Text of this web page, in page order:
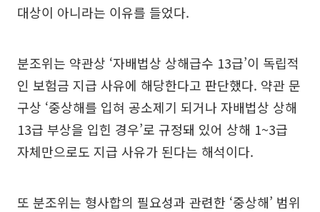
대상이 아니라는 이유를 들었다.
분조위는 약관상 ‘자배법상 상해급수 13급’이 독립적
인 보험금 지급 사유에 해당한다고 판단했다. 약관 문
구상 ‘중상해를 입혀 공소제기 되거나 자배법상 상해
13급 부상을 입힌 경우’로 규정돼 있어 상해 1~3급
자체만으로도 지급 사유가 된다는 해석이다.
또 분조위는 형사합의 필요성과 관련한 ‘중상해’ 범위